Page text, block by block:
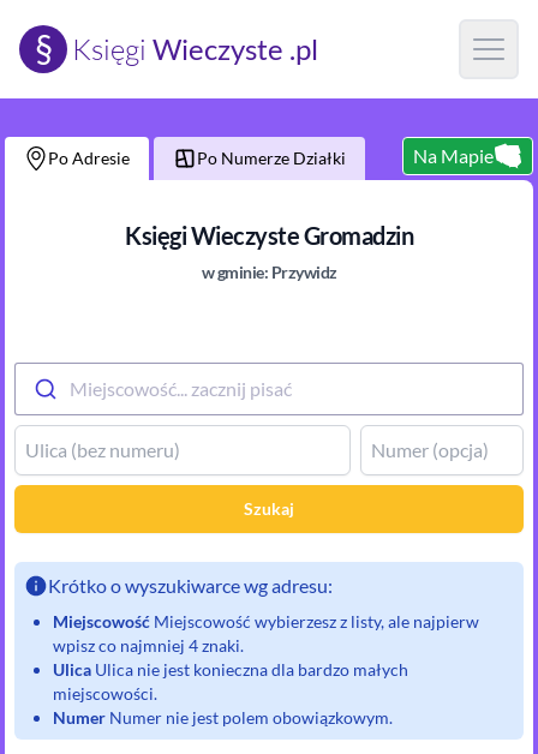
§ Księgi Wieczyste .pl Open
Po Adresie Po Numerze Działki Na Mapie
Księgi WieczysteGromadzin
w gminie: Przywidz
Miejscowość... zacznij pisać
Szukaj
Krótko o wyszukiwarce wg adresu:
Miejscowość Miejscowość wybierzesz z listy, ale najpierw
wpisz co najmniej 4 znaki.
Ulica Ulica nie jest konieczna dla bardzo małych
miejscowości.
Numer Numer nie jest polem obowiązkowym.